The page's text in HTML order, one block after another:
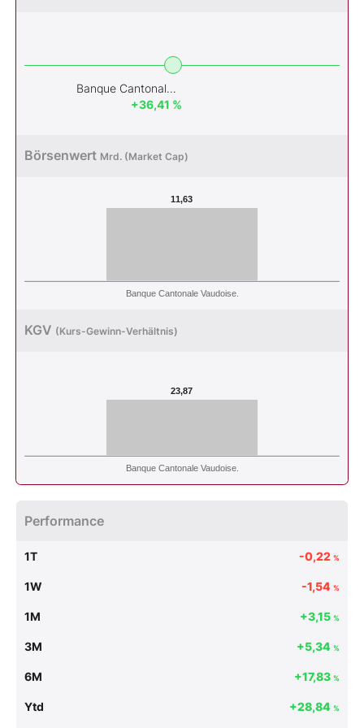
Banque Cantonale Vaudoise.
+36,41 %
Börsenwert Mrd. (Market Cap)
11,63
Banque Cantonale Vaudoise.
KGV (Kurs-Gewinn-Verhältnis)
23,87
Banque Cantonale Vaudoise.
Performance
1T -0,22 %
1W -1,54 %
1M +3,15 %
3M +5,34 %
6M +17,83 %
Ytd +28,84 %